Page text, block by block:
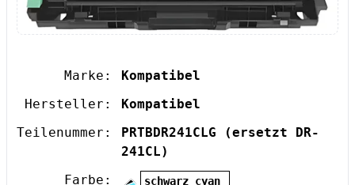
Marke:
Kompatibel
Hersteller:
Kompatibel
Teilenummer:
PRTBDR241CLG
(ersetzt DR-
241CL)
Farbe:
schwarz cyan